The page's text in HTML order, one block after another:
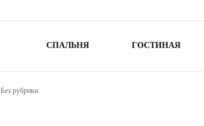
СПАЛЬНЯ ГОСТИНАЯ
Без рубрики